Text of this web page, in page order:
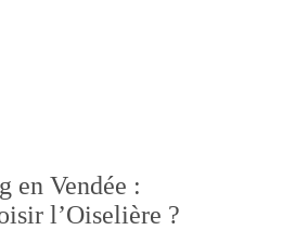
en Vendée :
l’Oiselière ?